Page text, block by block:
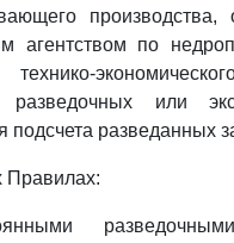
производства,
агентством по
технико-
разведочных или
подсчета разведанных
Правилах: